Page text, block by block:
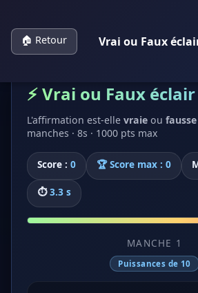
🏠 Retour Vrai ou Faux
⚡ Vrai ou Faux éclair
L'affirmation est-elle vraie ou fausse
manches · 8s · 1000 pts max
Score : 0 🏆 Score max : 0
⏱3.2 s
MANCHE 1
Puissances de 10